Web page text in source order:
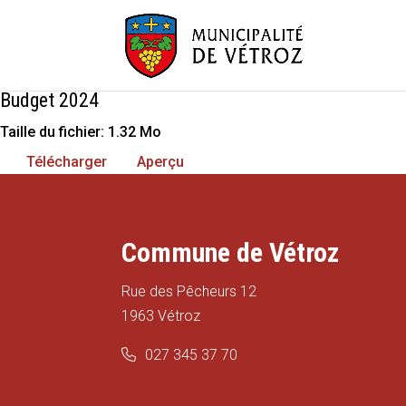
Budget 2024
Taille du fichier: 1.32 Mo
Télécharger
Aperçu
Commune de Vétroz
Rue des Pêcheurs 12
1963 Vétroz
027 345 37 70